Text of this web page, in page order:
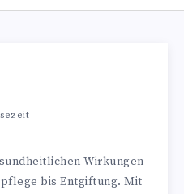
Wirkungen
bis Entgiftung. Mit